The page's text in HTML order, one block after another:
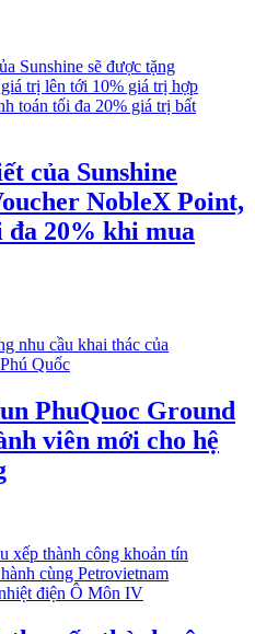
của Sunshine
NobleX Point,
đa 20% khi mua
PhuQuoc Ground
viên mới cho hệ